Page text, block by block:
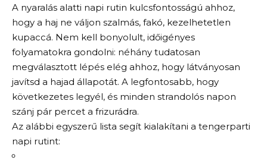
A nyaralás alatti napi rutin kulcsfontosságú ahhoz,
hogy a haj ne váljon szalmás, fakó, kezelhetetlen
kupaccá. Nem kell bonyolult, időigényes
folyamatokra gondolni: néhány tudatosan
megválasztott lépés elég ahhoz, hogy látványosan
javítsd a hajad állapotát. A legfontosabb, hogy
következetes legyél, és minden strandolós napon
szánj pár percet a frizurádra.
Az alábbi egyszerű lista segít kialakítani a tengerparti
napi rutint: